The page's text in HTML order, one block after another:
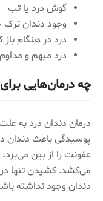
گوش درد یا تب
وجود دندان ترک
درد در هنگام
درد مبهم و مداوم
چه درمان‌هایی
درمان دندان درد به
پوسیدگی باعث دندان
عفونت را از بین می‌برد،
می‌کشد. کشیدن تنها
دندان وجود نداشته